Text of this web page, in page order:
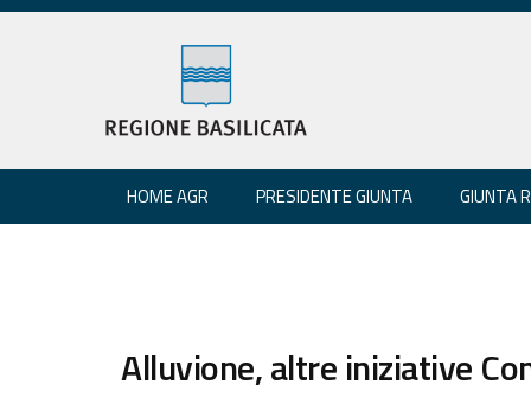
HOME AGR PRESIDENTE GIUNTA GIUNTA
Alluvione, altre iniziative